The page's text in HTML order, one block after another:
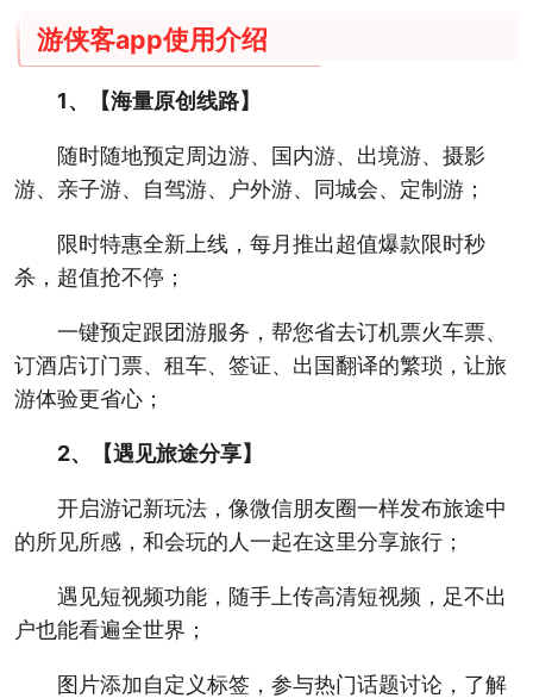
游侠客app使用介绍
1、【海量原创线路】
随时随地预定周边游、国内游、出境游、摄影
游、亲子游、自驾游、户外游、同城会、定制游；
限时特惠全新上线，每月推出超值爆款限时秒
杀，超值抢不停；
一键预定跟团游服务，帮您省去订机票火车票、
订酒店订门票、租车、签证、出国翻译的繁琐，让旅
游体验更省心；
2、【遇见旅途分享】
开启游记新玩法，像微信朋友圈一样发布旅途中
的所见所感，和会玩的人一起在这里分享旅行；
遇见短视频功能，随手上传高清短视频，足不出
户也能看遍全世界；
图片添加自定义标签，参与热门话题讨论，了解